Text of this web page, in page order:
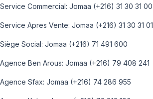
Service Commercial: Jomaa (+216) 31 30 31 00
Service Apres Vente: Jomaa (+216) 31 30 31 01
Siège Social: Jomaa (+216) 71 491 600
Agence Ben Arous: Jomaa (+216) 79 408 241
Agence Sfax: Jomaa (+216) 74 286 955